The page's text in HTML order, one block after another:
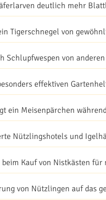
deutlich mehr
Tigerschnegel von
Schlupfwespen von
effektiven
ein Meisenpärchen
Nützlingshotels und
Kauf von Nistkästen
von Nützlingen auf das